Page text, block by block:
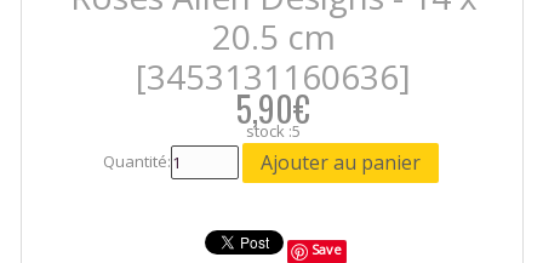
20.5 cm
[3453131160636]
5,90€
stock :5
Quantité:
Save